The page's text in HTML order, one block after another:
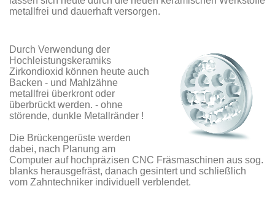
metallfrei und dauerhaft versorgen.
Durch Verwendung der
Hochleistungskeramiks
Zirkondioxid können heute auch
Backen - und Mahlzähne
metallfrei überkront oder
überbrückt werden. - ohne
störende, dunkle Metallränder !
Die Brückengerüste werden
dabei, nach Planung am
Computer auf hochpräzisen CNC Fräsmaschinen aus sog.
blanks herausgefräst, danach gesintert und schließlich
vom Zahntechniker individuell verblendet.